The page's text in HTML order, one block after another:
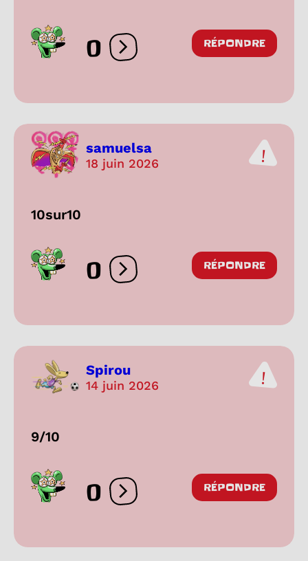
0 Ouvrir les réactions
RÉPONDRE
samuelsa
18 juin 2026
10sur10
0 Ouvrir les réactions
RÉPONDRE
Spirou
14 juin 2026
9/10
0 Ouvrir les réactions
RÉPONDRE